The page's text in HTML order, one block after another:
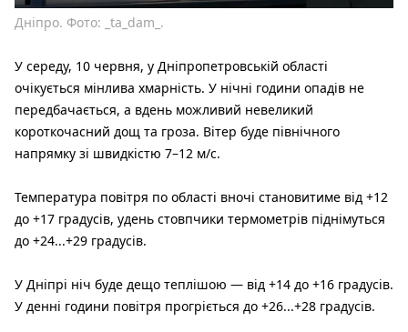
Дніпро. Фото: _ta_dam_.
У середу, 10 червня, у Дніпропетровській області
очікується мінлива хмарність. У нічні години опадів не
передбачається, а вдень можливий невеликий
короткочасний дощ та гроза. Вітер буде північного
напрямку зі швидкістю 7–12 м/с.
Температура повітря по області вночі становитиме від +12
до +17 градусів, удень стовпчики термометрів піднімуться
до +24...+29 градусів.
У Дніпрі ніч буде дещо теплішою — від +14 до +16 градусів.
У денні години повітря прогріється до +26...+28 градусів.